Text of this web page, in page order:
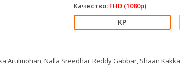
Качество: FHD (1080p)
Nalla Sreedhar Reddy Gabbar, Shaan